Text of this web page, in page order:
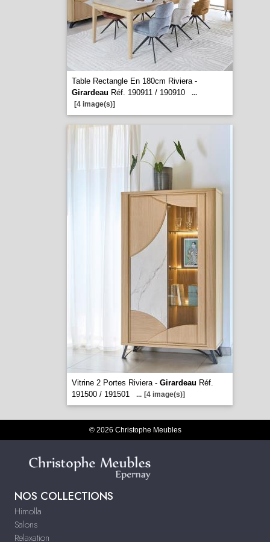
Table Rectangle En 180cm Riviera -
Girardeau Réf. 190911 / 190910
...
[4 image(s)]
Vitrine 2 Portes Riviera - Girardeau Réf.
191500 / 191501
... [4 image(s)]
© 2026 Christophe Meubles
NOS COLLECTIONS
Himolla
Salons
Relaxation